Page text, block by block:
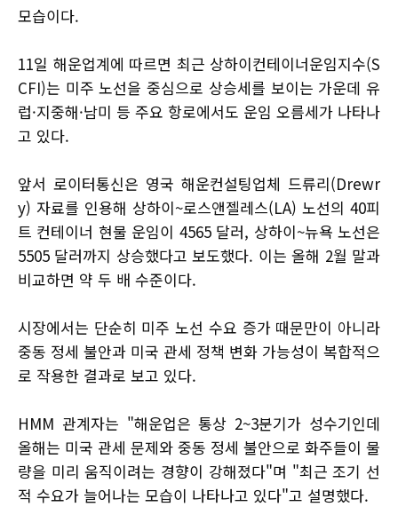
모습이다.
11일 해운업계에 따르면 최근 상하이컨테이너운임지수(S
CFI)는 미주 노선을 중심으로 상승세를 보이는 가운데 유
럽·지중해·남미 등 주요 항로에서도 운임 오름세가 나타나
고 있다.
앞서 로이터통신은 영국 해운컨설팅업체 드류리(Drewr
y) 자료를 인용해 상하이~로스앤젤레스(LA) 노선의 40피
트 컨테이너 현물 운임이 4565 달러, 상하이~뉴욕 노선은
5505 달러까지 상승했다고 보도했다. 이는 올해 2월 말과
비교하면 약 두 배 수준이다.
시장에서는 단순히 미주 노선 수요 증가 때문만이 아니라
중동 정세 불안과 미국 관세 정책 변화 가능성이 복합적으
로 작용한 결과로 보고 있다.
HMM 관계자는 "해운업은 통상 2~3분기가 성수기인데
올해는 미국 관세 문제와 중동 정세 불안으로 화주들이 물
량을 미리 움직이려는 경향이 강해졌다"며 "최근 조기 선
적 수요가 늘어나는 모습이 나타나고 있다"고 설명했다.